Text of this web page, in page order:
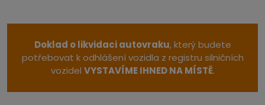
Doklad o likvidaci autovraku, který budete
potřebovat k odhlášení vozidla z registru silničních
vozidel VYSTAVÍME IHNED NA MÍSTĚ.